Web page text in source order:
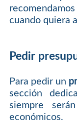
cuando quiera al
Pedir
Para pedir un
sección
siempre
económicos.